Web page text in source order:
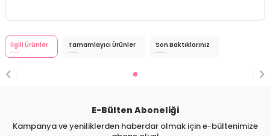
İlgili Ürünler Tamamlayıcı Ürünler Son Baktıklarınız
E-Bülten Aboneliği
Kampanya ve yeniliklerden haberdar olmak için e-bültenimize